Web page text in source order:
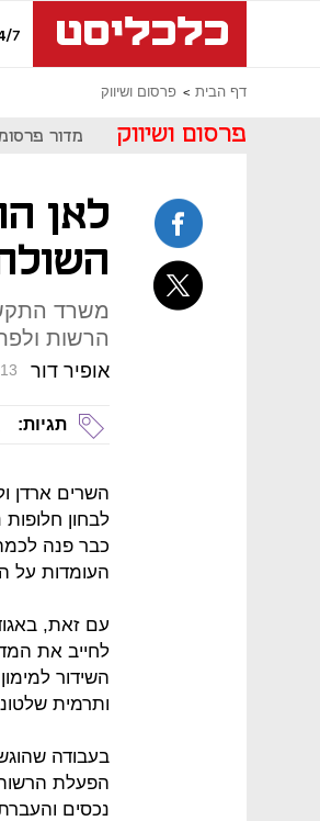
7
דף הבית פרסום ושיווק
פרסום ושיווק מדור
משרד
הרשות
אופיר דור
תגיות:
השרים ארדן
לבחון
כבר פנה
העומדות על
עם זאת,
לחייב את
השידור
ותרמית
בעבודה
הפעלת
נכסים